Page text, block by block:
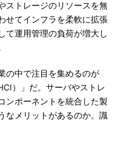
ストレージのリソースを無
せてインフラを柔軟に拡張
て運用管理の負荷が増大し
の中で注目を集めるのが
）」だ。サーバやストレ
ンポーネントを統合した製
なメリットがあるのか。識